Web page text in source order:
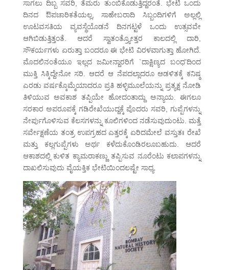
ಸಾಗಲು ದಿಬ್ಬ ಸವರಿ, ತೆಮರು ತುಂಬಿಕೊಡುತ್ತಿದ್ದರಂತೆ. ಭೇಟಿ ಒಂದು
ದಿನದ ಔಪಚಾರಿಕತೆಯಲ್ಲ, ಸಾಹೇಬರಾದಿ ಸಿಬ್ಬಂದಿಗಳಿಗೆ ಅಲ್ಲಲ್ಲಿ
ಊಟವಸತಿಯ ವ್ಯವಸ್ಥೆಯೊಡನೆ ದಿನಗಟ್ಟಳೆ ಒಂದು ಉತ್ಸವವೇ
ಆಗಿಬಿಡುತ್ತಿತ್ತಂತೆ. ಆದರೆ ಸ್ವಾತಂತ್ರ್ಯೋತ್ತರ ಕಾಲದಲ್ಲಿ ದಾರಿ,
ಸೌಕರ್ಯಗಳು ಏರುತ್ತಾ ಬಂದರೂ ಈ ಭೇಟಿ ವಿರಳವಾಗುತ್ತಾ ಹೋಗಿದೆ.
ಮೊದಲಿನಂತೆಯೂ ಇಲ್ಲದ ಜಮೀನ್ದಾರರಿಗೆ `ದಾಕ್ಷಿಣ್ಯದ ಬಂಧ’ದಿಂದ
ಮುಕ್ತಿ ಸಿಕ್ಕಿದ್ದೇನೋ ಸರಿ. ಆದರೆ ಆ ನೆಪದಲ್ಲಾದರೂ ಆಡಳಿತಕ್ಕೆ ಕನಿಷ್ಠ
ಎರಡು ವರ್ಷಕ್ಕೊಮ್ಮೆಯಾದರೂ ಪ್ರತಿ ಹಳ್ಳಿಮೂಲೆಯನ್ನು ಪ್ರತ್ಯಕ್ಷ ನೋಡಿ
ತಿಳಿಯುವ ಅವಕಾಶ ತಪ್ಪಿಯೇ ಹೋದಂತಾದ್ದು ಅನ್ಯಾಯ. ಈಗಲೂ
ಸರಕಾರ ಅಪರೂಪಕ್ಕೆ ಗಡಿರೇಖೆಯುದ್ದಕ್ಕೆ ಪೊದರು ಸವರಿ, ಗುಪ್ಪೆಗಳನ್ನು
ನೇರ್ಪುಗೊಳಿಸುವ ಕೆಲಸಗಳನ್ನು ಕೂಲಿಗಳಿಂದ ನಡೆಸುವುದುಂಟು. ಮತ್ತೆ
ಸರ್ವೇಕ್ಷಣೆಯ ತಂತ್ರ ಉಪಗ್ರಹದ ಎತ್ತರಕ್ಕೆ ಏರಿದಮೇಲೆ ವಸ್ತುತಃ ರೇಖೆ
ಮತ್ತು ಕಲ್ಲಗುಪ್ಪೆಗಳು ಅರ್ಥ ಕಳೆದುಕೊಂಡಿರಲೂಬಹುದು. ಆದರೆ
ಆಕಾಶದಲ್ಲಿ ಕುಳಿತ ಕ್ಯಾಮರಾಕಣ್ಣು ತಪ್ಪಿಸುವ ನೂರೆಂಟು ಕಲಾಪಗಳನ್ನು
ದಾಖಲಿಸುವುದು ವೈಯಕ್ತಿಕ ಭೇಟಿಯಿಂದಲಷ್ಟೇ ಸಾಧ್ಯ.